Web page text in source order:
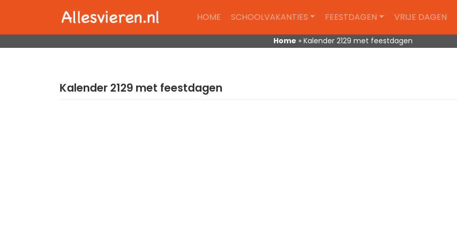
HOME SCHOOLVAKANTIES FEESTDAGEN VRIJE DAGEN
Home » Kalender 2129 met feestdagen
Kalender 2129 met feestdagen